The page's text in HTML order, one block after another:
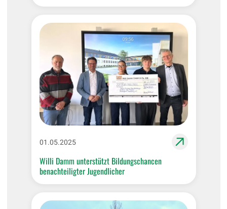
01.05.2025
Willi Damm unterstützt Bildungschancen
benachteiligter Jugendlicher